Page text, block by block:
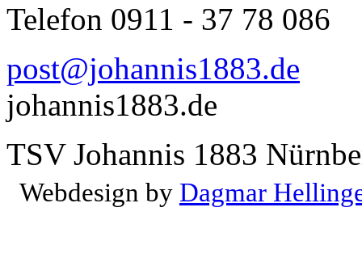
Telefon 0911 - 37 78 086
post@johannis1883.de
johannis1883.de
TSV Johannis 1883
Webdesign by Dagmar